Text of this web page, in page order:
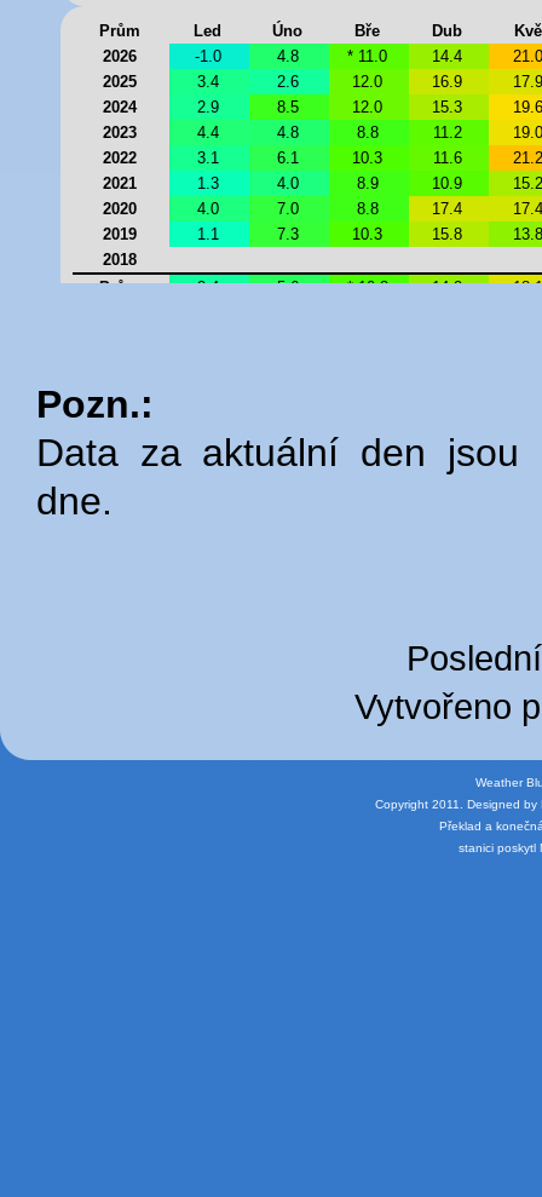
Pozn.:
Data za aktuální den jsou
dne.
Vytvořeno
Weather
Copyright 2011.Designed by
Překlad a
stanici poskytl